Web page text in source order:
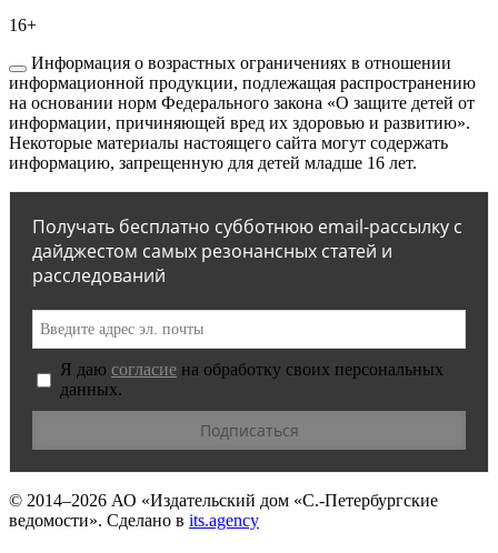
16+
Информация о возрастных ограничениях в отношении
информационной продукции, подлежащая распространению
на основании норм Федерального закона «О защите детей от
информации, причиняющей вред их здоровью и развитию».
Некоторые материалы настоящего сайта могут содержать
информацию, запрещенную для детей младше 16 лет.
Получать бесплатно субботнюю email-рассылку с
дайджестом самых резонансных статей и
расследований
Я даю согласие на обработку своих персональных
данных.
© 2014–2026 АО «Издательский дом «С.-Петербургские
ведомости». Сделано в its.agency